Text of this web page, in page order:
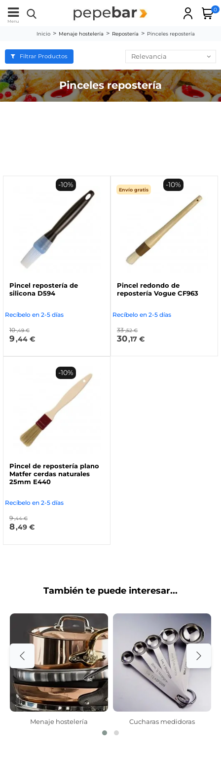
Menu
0
Inicio Menaje hostelería Repostería Pinceles repostería
Pinceles repostería
Filtrar Productos Relevancia
Pincel repostería de
silicona D594
Recíbelo en 2-5 días
10 ,49 €
9,44 €
-10%
Envío gratis
Pincel redondo de
repostería Vogue CF963
Recíbelo en 2-5 días
33 ,52 €
30,17 €
-10%
Pincel de repostería plano
Matfer cerdas naturales
25mm E440
Recíbelo en 2-5 días
9 ,44 €
8,49 €
-10%
También te puede interesar...
Menaje hostelería Cucharas medidoras